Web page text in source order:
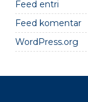
Feed entri
Feed komentar
WordPress.org